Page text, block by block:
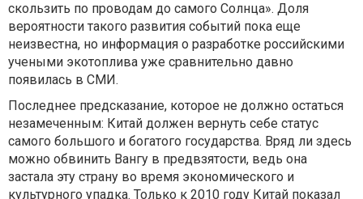
скользить по проводам до самого Солнца». Доля
вероятности такого развития событий пока еще
неизвестна, но информация о разработке российскими
учеными экотоплива уже сравнительно давно
появилась в СМИ.
Последнее предсказание, которое не должно остаться
незамеченным: Китай должен вернуть себе статус
самого большого и богатого государства. Вряд ли здесь
можно обвинить Вангу в предвзятости, ведь она
застала эту страну во время экономического и
культурного упадка. Только к 2010 году Китай показал